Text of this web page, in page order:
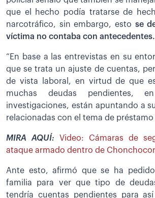
que el hecho podía tratarse de
narcotráfico, sin embargo, esto se
víctima no contaba con antecedentes.
“En base a las entrevistas en su
que se trata un ajuste de cuentas,
de vista laboral, en virtud de que
muchas deudas pendientes, en
investigaciones, están apuntando a
relacionadas con el tema de
MIRA AQUÍ: Video: Cámaras de
ataque armado dentro de
Ante esto, afirmó que se ha
familia para ver que tipo de
tendría cuentas pendientes para